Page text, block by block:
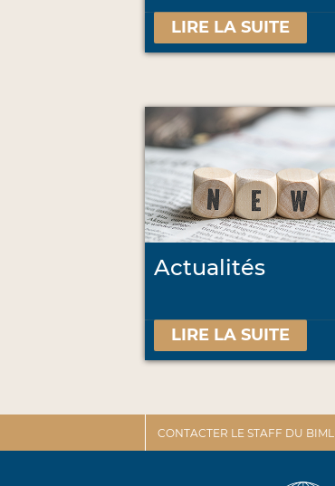
LIRE LA SUITE
Actualités
LIRE LA SUITE
CONTACTER LE STAFF DU BIML